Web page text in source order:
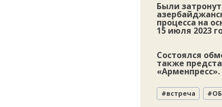
Были
процесса на
15 июля 2023
Состоялся
также
«Арменпресс».
Метки
записи:
#встреча #